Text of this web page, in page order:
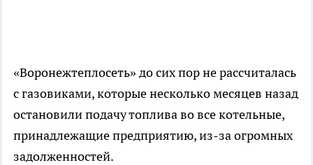
«Воронежтеплосеть» до сих пор не рассчиталась
с газовиками, которые несколько месяцев назад
остановили подачу топлива во все котельные,
принадлежащие предприятию, из-за огромных
задолженностей.